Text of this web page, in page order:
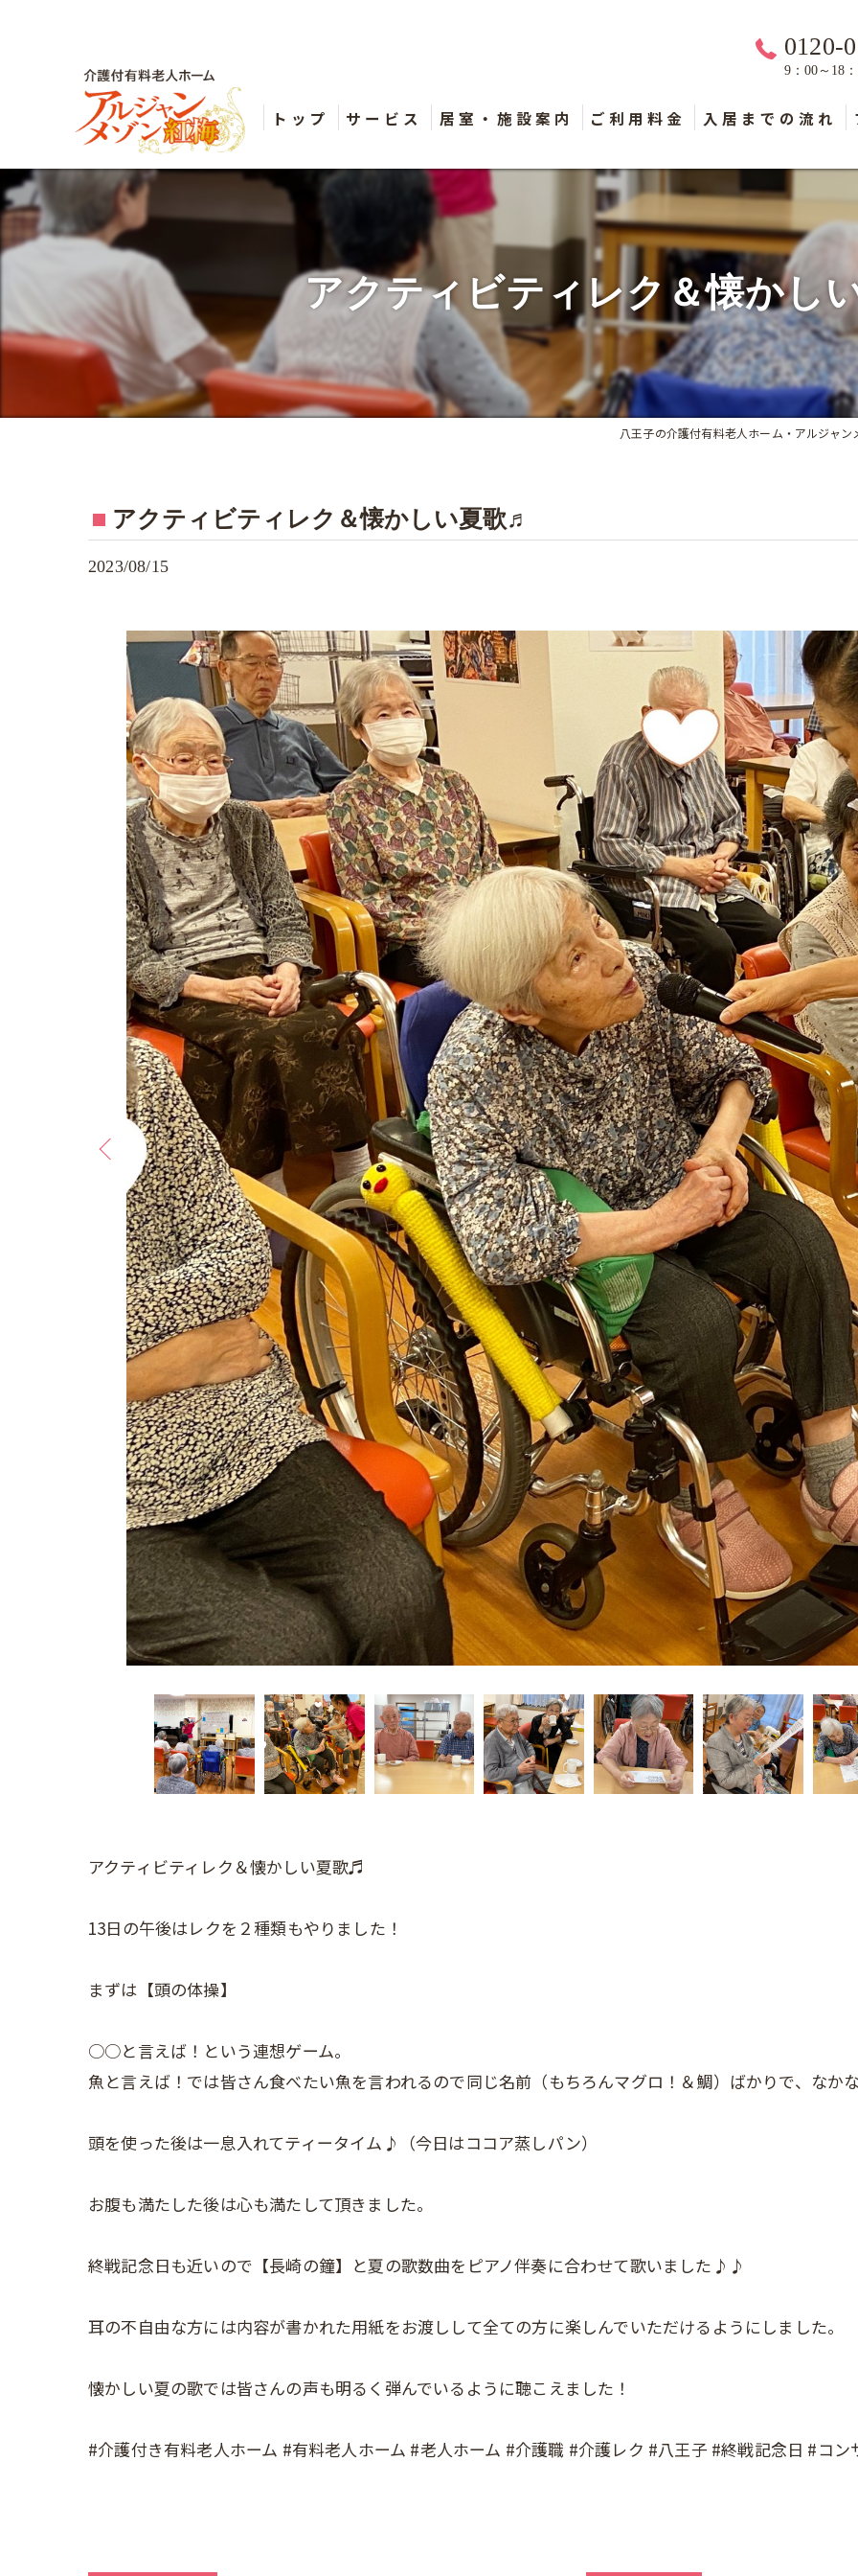
0120-
9：00～18
トップ サービス 居室・施設案内 ご利用料金 入居までの流れ
アクティビティレク＆懐かし
八王子の介護付有料老人ホーム・アルジャン
アクティビティレク＆懐かしい夏歌♬
2023/08/15
アクティビティレク＆懐かしい夏歌♬
13日の午後はレクを２種類もやりました！
まずは【頭の体操】
○○と言えば！という連想ゲーム。
魚と言えば！では皆さん食べたい魚を言われるので同じ名前（もちろんマグロ！＆鯛）ばかりで、な
頭を使った後は一息入れてティータイム♪（今日はココア蒸しパン）
お腹も満たした後は心も満たして頂きました。
終戦記念日も近いので【長崎の鐘】と夏の歌数曲をピアノ伴奏に合わせて歌いました♪♪
耳の不自由な方には内容が書かれた用紙をお渡しして全ての方に楽しんでいただけるようにしました。
懐かしい夏の歌では皆さんの声も明るく弾んでいるように聴こえました！
#介護付き有料老人ホーム #有料老人ホーム #老人ホーム #介護職 #介護レク #八王子 #終戦記念日 #コン